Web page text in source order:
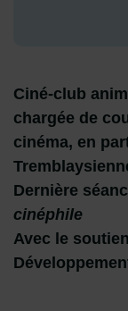
Ciné-club
chargée de
cinéma, en
Dernière
cinéphile
Avec le